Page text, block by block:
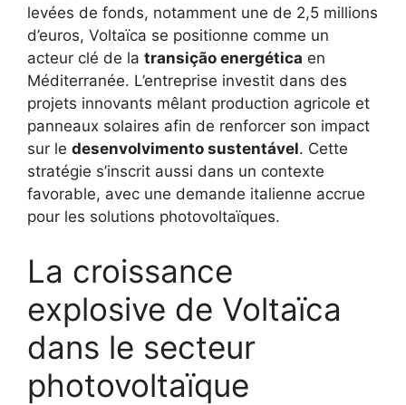
levées de fonds, notamment une de 2,5 millions
d’euros, Voltaïca se positionne comme un
acteur clé de la transição energética en
Méditerranée. L’entreprise investit dans des
projets innovants mêlant production agricole et
panneaux solaires afin de renforcer son impact
sur le desenvolvimento sustentável. Cette
stratégie s’inscrit aussi dans un contexte
favorable, avec une demande italienne accrue
pour les solutions photovoltaïques.
La croissance
explosive de Voltaïca
dans le secteur
photovoltaïque